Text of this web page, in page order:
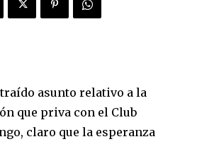
asunto relativo a la
que priva con el Club
claro que la esperanza